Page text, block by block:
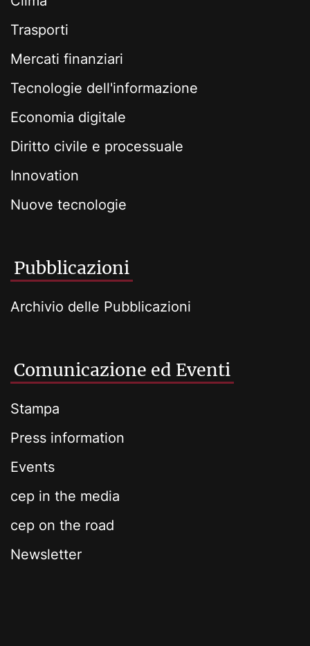
Trasporti
Mercati finanziari
Tecnologie dell'informazione
Economia digitale
Diritto civile e processuale
Innovation
Nuove tecnologie
Pubblicazioni
Archivio delle Pubblicazioni
Comunicazione ed Eventi
Stampa
Press information
Events
cep in the media
cep on the road
Newsletter